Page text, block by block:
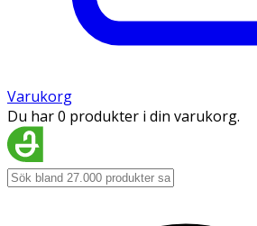
Varukorg
Du har 0 produkter i din varukorg.